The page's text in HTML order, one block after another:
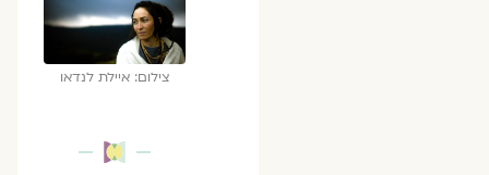
צילום: איילת לנדאו